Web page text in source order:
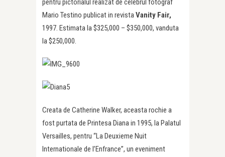
pentru pictorialul realizat de celebrul fotograf
Mario Testino publicat in revistaVanity Fair,
1997. Estimata la $325,000 – $350,000, vanduta
la $250,000.
Creata de Catherine Walker, aceasta rochie a
fost purtata de Printesa Diana in 1995, la Palatul
Versailles, pentru “La Deuxieme Nuit
Internationale de l’Enfrance”, un eveniment